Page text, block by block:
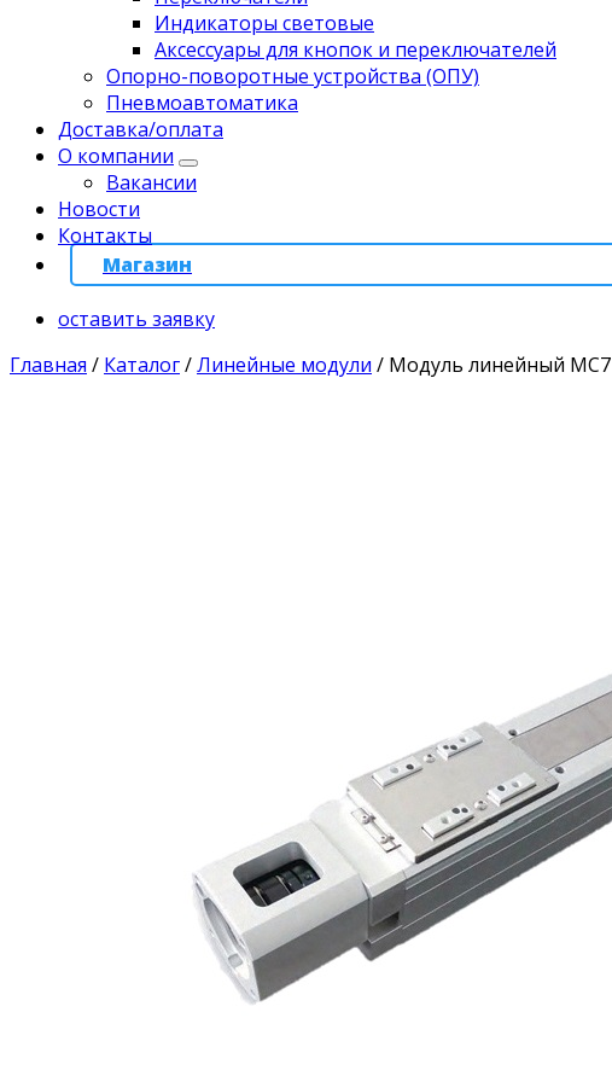
Индикаторы световые
Аксессуары для кнопок и переключателей
Опорно-поворотные устройства (ОПУ)
Пневмоавтоматика
Доставка/оплата
О компании
Вакансии
Новости
Контакты
Магазин
оставить заявку
Главная / Каталог/Линейные модули / Модуль линейный МC7